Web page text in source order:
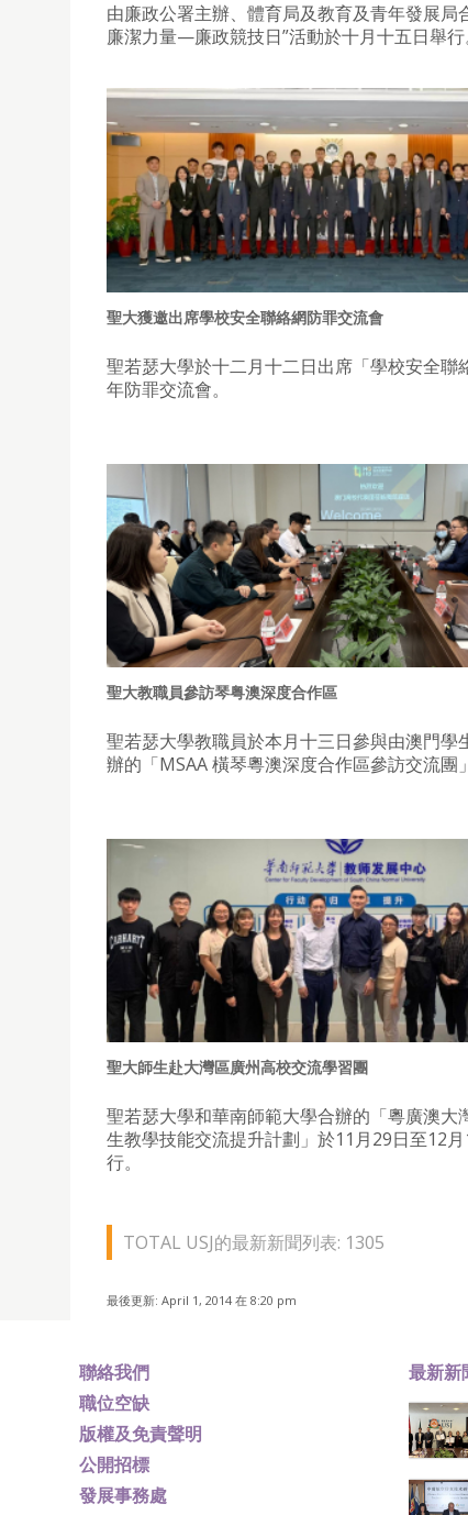
由廉政公署主辦、體育局及教育及青年發展局
廉潔力量—廉政競技日”活動於十月十五日舉行
聖大獲邀出席學校安全聯絡網防罪交流會
聖若瑟大學於十二月十二日出席「學校安全聯
年防罪交流會。
聖大教職員參訪琴粤澳深度合作區
聖若瑟大學教職員於本月十三日參與由澳門學
辦的「MSAA 橫琴粵澳深度合作區參訪交流團
聖大師生赴大灣區廣州高校交流學習團
聖若瑟大學和華南師範大學合辦的「粵廣澳大
生教學技能交流提升計劃」於11月29日至12
行。
TOTAL USJ的最新新聞列表: 1305
最後更新: April 1, 2014 在 8:20 pm
聯絡我們
職位空缺
版權及免責聲明
公開招標
發展事務處
最新新